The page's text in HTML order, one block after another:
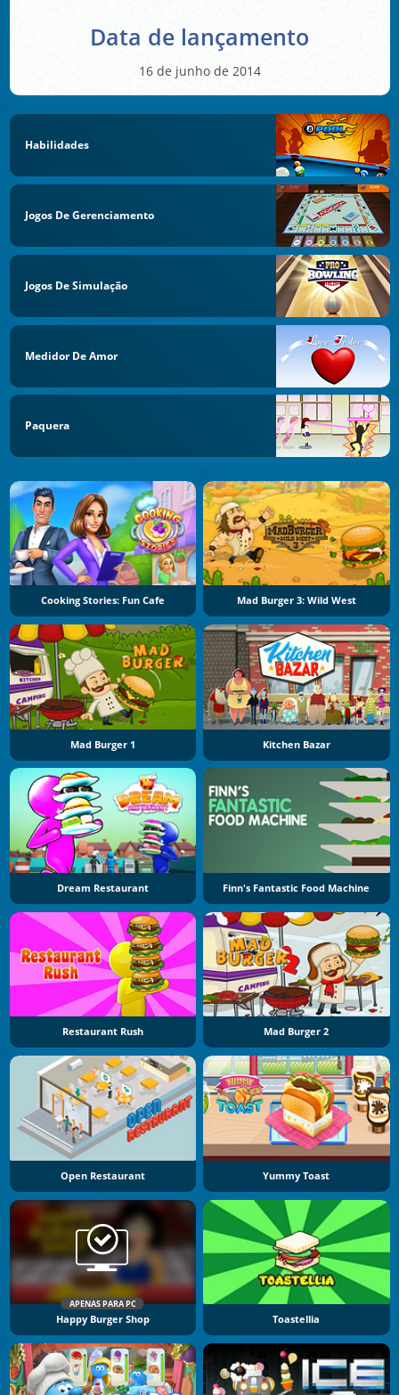
Data de lançamento
16 de junho de 2014
Habilidades
Jogos De Gerenciamento
Jogos De Simulação
Medidor De Amor
Paquera
Cooking Stories: Fun Cafe Mad Burger 3: Wild West
Mad Burger 1 Kitchen Bazar
Dream Restaurant Finn's Fantastic Food Machine
Restaurant Rush Mad Burger 2
Open Restaurant Yummy Toast
APENAS PARA PC
Happy Burger Shop Toastellia